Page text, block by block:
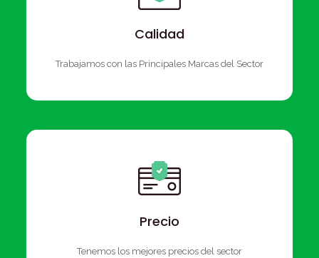
Calidad
Trabajamos con las Principales Marcas del Sector
Precio
Tenemos los mejores precios del sector